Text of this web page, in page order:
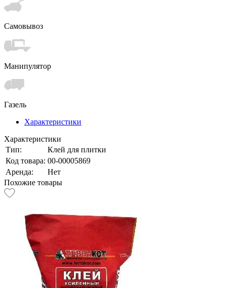
Самовывоз
Манипулятор
Газель
Характеристики
Характеристики
Тип:
Клей для плитки
Код товара: 00-00005869
Аренда:
Нет
Похожие товары